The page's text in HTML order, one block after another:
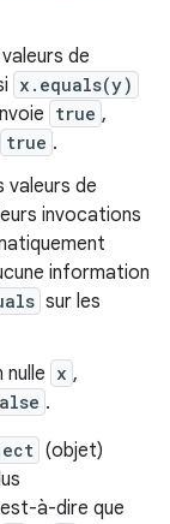
de
x.equals(y)
true ,
true .
valeurs de
invocations
information
sur les
x ,
.
(objet)
à-dire que